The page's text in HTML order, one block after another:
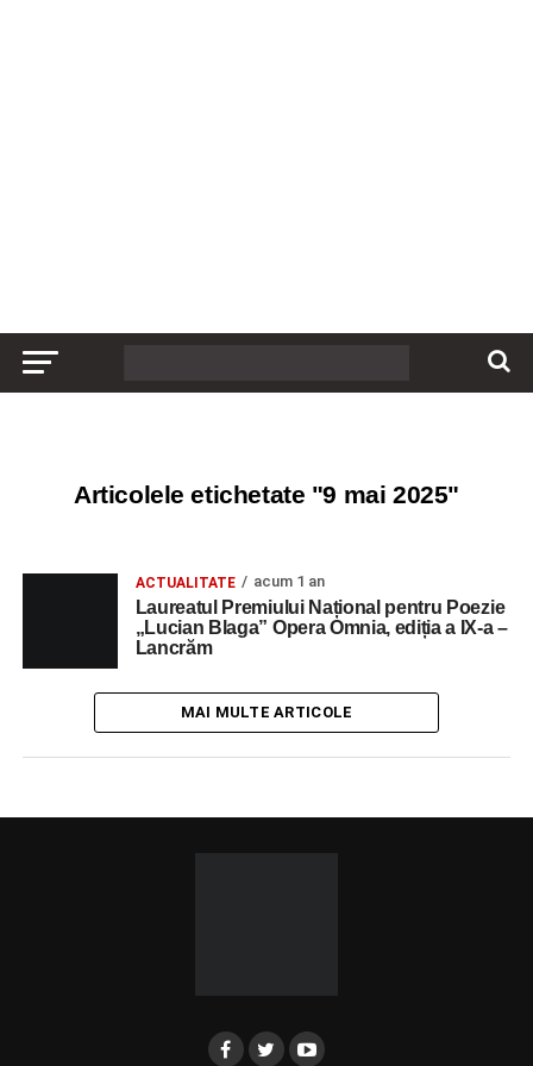
Articolele etichetate "9 mai 2025"
ACTUALITATE acum 1 an
Laureatul Premiului Național pentru Poezie
„Lucian Blaga” Opera Omnia, ediția a IX-a –
Lancrăm
MAI MULTE ARTICOLE